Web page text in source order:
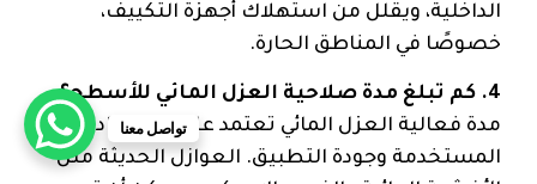
الداخلية، ويقلل من استهلاك أجهزة التكييف،
خصوصًا في المناطق الحارة.
4. كم تبلغ مدة صلاحية العزل المائي للأسطح؟
مدة فعالية العزل المائي تعتمد على نوع المادة
المستخدمة وجودة التطبيق. العوازل الحديثة مثل
تواصل معنا